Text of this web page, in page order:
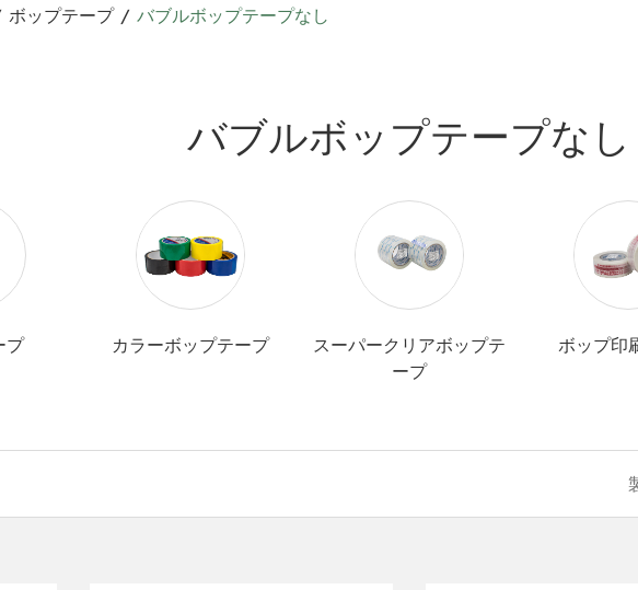
ボップテープ / バブルボップテープなし
バブルボップテープなし
プ カラーボップテープ
スーパークリアボップテ
ープ
ボップ印